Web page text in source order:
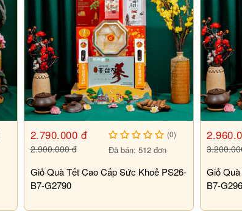
2.790.000 đ
2.900.000 đ
(0)
Đã bán: 512 đơn
Giỏ Quà Tết Cao Cấp Sức Khoẻ PS26-
B7-G2790
Giỏ
B7-